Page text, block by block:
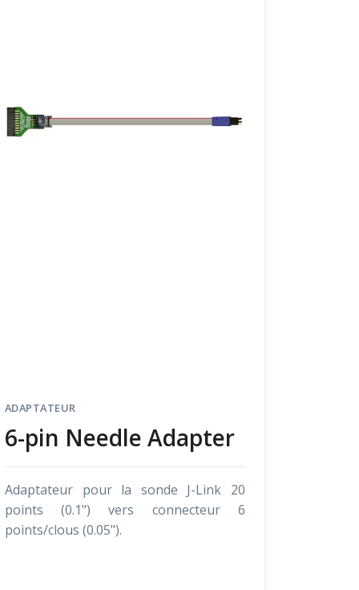
ADAPTATEUR
6-pin Needle Adapter
Adaptateur pour la sonde J-Link 20
points (0.1") vers connecteur 6
points/clous (0.05").